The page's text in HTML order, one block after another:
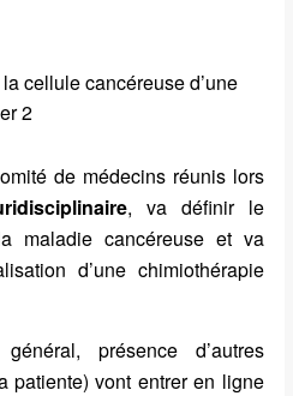
cellule cancéreuse d’une
2
de médecins réunis lors
, va définir le
maladie cancéreuse et va
d’une chimiothérapie
présence d’autres
patiente) vont entrer en ligne